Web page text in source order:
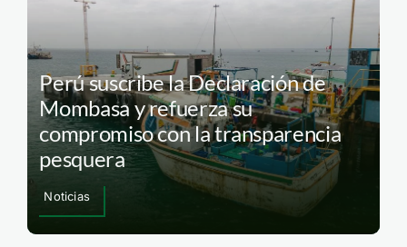
Perú suscribe la Declaración de
Mombasa y refuerza su
compromiso con la transparencia
pesquera
Noticias